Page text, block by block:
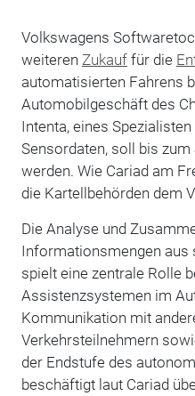
Volkswagens
weiteren Zukauffür die
automatisierten Fahrens
Automobilgeschäft des
Intenta, eines
Sensordaten, soll bis
werden. Wie Cariad am
die Kartellbehörden dem
Die Analyse und
Informationsmengen aus
spielt eine zentrale Rolle
Assistenzsystemen im
Kommunikation mit
Verkehrsteilnehmern
der Endstufe des
beschäftigt laut Cariad